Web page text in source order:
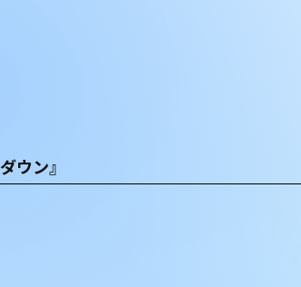
ウン』